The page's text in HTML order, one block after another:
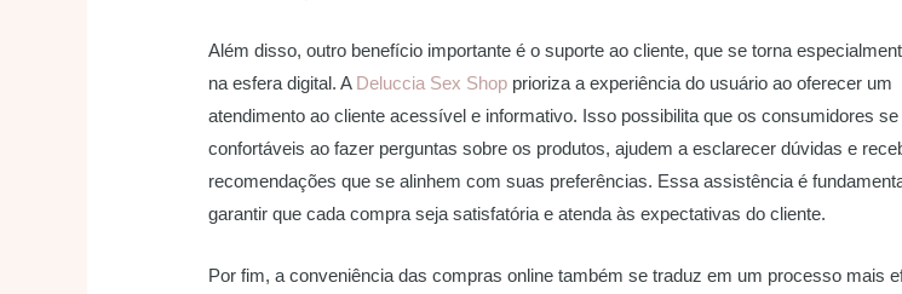
Além disso, outro benefício importante é o suporte ao cliente, que se torna
na esfera digital. A Deluccia Sex Shop prioriza a experiência do usuário ao oferecer um
atendimento ao cliente acessível e informativo. Isso possibilita que os consumidores
confortáveis ao fazer perguntas sobre os produtos, ajudem a esclarecer dúvidas e
recomendações que se alinhem com suas preferências. Essa assistência é
garantir que cada compra seja satisfatória e atenda às expectativas do cliente.
Por fim, a conveniência das compras online também se traduz em um processo mais